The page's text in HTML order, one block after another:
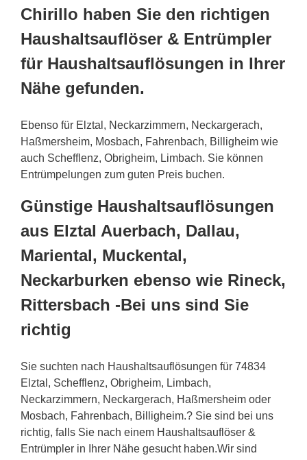
Chirillo haben Sie den richtigen
Haushaltsauflöser & Entrümpler
für Haushaltsauflösungen in Ihrer
Nähe gefunden.
Ebenso für Elztal, Neckarzimmern, Neckargerach,
Haßmersheim, Mosbach, Fahrenbach, Billigheim wie
auch Schefflenz, Obrigheim, Limbach. Sie können
Entrümpelungen zum guten Preis buchen.
Günstige Haushaltsauflösungen
aus Elztal Auerbach, Dallau,
Mariental, Muckental,
Neckarburken ebenso wie Rineck,
Rittersbach -Bei uns sind Sie
richtig
Sie suchten nach Haushaltsauflösungen für 74834
Elztal, Schefflenz, Obrigheim, Limbach,
Neckarzimmern, Neckargerach, Haßmersheim oder
Mosbach, Fahrenbach, Billigheim.? Sie sind bei uns
richtig, falls Sie nach einem Haushaltsauflöser &
Entrümpler in Ihrer Nähe gesucht haben.Wir sind